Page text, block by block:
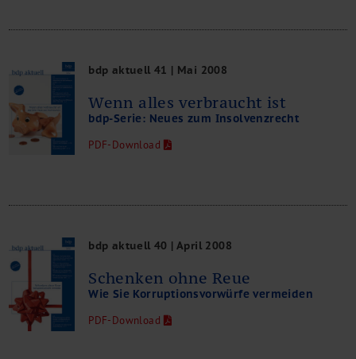
bdp aktuell 41 | Mai 2008
Wenn alles verbraucht ist
bdp-Serie: Neues zum Insolvenzrecht
PDF-Download
bdp aktuell 40 | April 2008
Schenken ohne Reue
Wie Sie Korruptionsvorwürfe vermeiden
PDF-Download